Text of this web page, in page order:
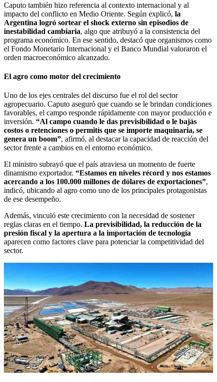
Caputo también hizo referencia al contexto internacional y al
impacto del conflicto en Medio Oriente. Según explicó, la
Argentina logró sortear el shock externo sin episodios de
inestabilidad cambiaria, algo que atribuyó a la consistencia del
programa económico. En ese sentido, destacó que organismos como
el Fondo Monetario Internacional y el Banco Mundial valoraron el
orden macroeconómico alcanzado.
El agro como motor del crecimiento
Uno de los ejes centrales del discurso fue el rol del sector
agropecuario. Caputo aseguró que cuando se le brindan condiciones
favorables, el campo responde rápidamente con mayor producción e
inversión. “Al campo cuando le das previsibilidad o le bajás
costos o retenciones o permitís que se importe maquinaria, se
genera un boom”, afirmó, al destacar la capacidad de reacción del
sector frente a cambios en el entorno económico.
El ministro subrayó que el país atraviesa un momento de fuerte
dinamismo exportador. “Estamos en niveles récord y nos estamos
acercando a los 100.000 millones de dólares de exportaciones”,
indicó, ubicando al agro como uno de los principales protagonistas
de ese desempeño.
Además, vinculó este crecimiento con la necesidad de sostener
reglas claras en el tiempo. La previsibilidad, la reducción de la
presión fiscal y la apertura a la importación de tecnología
aparecen como factores clave para potenciar la competitividad del
sector.